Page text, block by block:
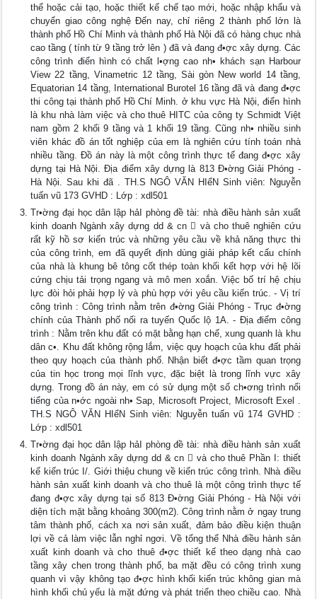
thể hoặc cải tạo, hoặc thiết kế chế tạo mới, hoặc nhập khẩu và
chuyển giao công nghệ Đến nay, chỉ riêng 2 thành phố lớn là
thành phố Hồ Chí Minh và thành phố Hà Nội đã có hàng chục nhà
cao tầng ( tính từ 9 tầng trở lên ) đã và đang đ•ợc xây dựng. Các
công trình điển hình có chất l•ợng cao nh• khách sạn Harbour
View 22 tầng, Vinametric 12 tầng, Sài gòn New world 14 tầng,
Equatorian 14 tầng, International Burotel 16 tầng đã và đang đ•ợc
thi công tại thành phố Hồ Chí Minh. ở khu vực Hà Nội, điển hình
là khu nhà làm việc và cho thuê HITC của công ty Schmidt Việt
nam gồm 2 khối 9 tầng và 1 khối 19 tầng. Cũng nh• nhiều sinh
viên khác đồ án tốt nghiệp của em là nghiên cứu tính toán nhà
nhiều tầng. Đồ án này là một công trình thực tế đang đ•ợc xây
dựng tại Hà Nội. Địa điểm xây dựng là 813 Đ•ờng Giải Phóng -
Hà Nội. Sau khi đã . TH.S NGÔ VĂN HIểN Sinh viên: Nguyễn
tuấn vũ 173 GVHD : Lớp : xdl501
Tr•ờng đại học dân lập hảI phòng đề tài: nhà điều hành sản xuất
kinh doanh Ngành xây dựng dd & cn  và cho thuê nghiên cứu
rất kỹ hồ sơ kiến trúc và những yêu cầu về khả năng thực thi
của công trình, em đã quyết định dùng giải pháp kết cấu chính
của nhà là khung bê tông cốt thép toàn khối kết hợp với hệ lõi
cứng chịu tải trọng ngang và mô men xoắn. Việc bố trí hệ chịu
lực đòi hỏi phải hợp lý và phù hợp với yêu cầu kiến trúc. - Vị trí
công trình : Công trình nằm trên đ•ờng Giải Phóng - Trục đ•ờng
chính của Thành phố nối ra tuyến Quốc lộ 1A. - Địa điểm công
trình : Nằm trên khu đất có mặt bằng hạn chế, xung quanh là khu
dân c•. Khu đất không rộng lắm, việc quy hoạch của khu đất phải
theo quy hoạch của thành phố. Nhận biết đ•ợc tầm quan trọng
của tin học trong mọi lĩnh vực, đặc biệt là trong lĩnh vực xây
dựng. Trong đồ án này, em có sử dụng một số ch•ơng trình nổi
tiếng của n•ớc ngoài nh• Sap, Microsoft Project, Microsoft Exel .
TH.S NGÔ VĂN HIểN Sinh viên: Nguyễn tuấn vũ 174 GVHD :
Lớp : xdl501
Tr•ờng đại học dân lập hảI phòng đề tài: nhà điều hành sản xuất
kinh doanh Ngành xây dựng dd & cn  và cho thuê Phần I: thiết
kế kiến trúc I/. Giới thiệu chung về kiến trúc công trình. Nhà điều
hành sản xuất kinh doanh và cho thuê là một công trình thực tế
đang đ•ợc xây dựng tại số 813 Đ•ờng Giải Phóng - Hà Nội với
diện tích mặt bằng khoảng 300(m2). Công trình nằm ở ngay trung
tâm thành phố, cách xa nơi sản xuất, đảm bảo điều kiện thuận
lợi về cả làm việc lẫn nghỉ ngơi. Về tổng thể Nhà điều hành sản
xuất kinh doanh và cho thuê đ•ợc thiết kế theo dạng nhà cao
tầng xây chen trong thành phố, ba mặt đều có công trình xung
quanh vì vậy không tạo đ•ợc hình khối kiến trúc không gian mà
hình khối chủ yếu là mặt đứng và phát triển theo chiều cao. Nhà